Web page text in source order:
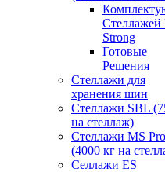
Стеллажей
Strong
Готовые
Решения
Стеллажи для
хранения шин
Стеллажи SBL
на стеллаж)
Стеллажи MS Pro
(4000 кг на
Селлажи ES